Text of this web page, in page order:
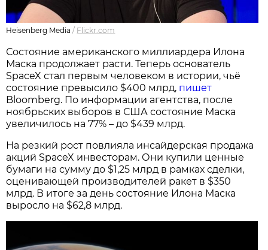
Heisenberg Media / Flickr.com
Состояние американского миллиардера Илона
Маска продолжает расти. Теперь основатель
SpaceX стал первым человеком в истории, чьё
состояние превысило $400 млрд, пишет
Bloomberg. По информации агентства, после
ноябрьских выборов в США состояние Маска
увеличилось на 77% – до $439 млрд.
На резкий рост повлияла инсайдерская продажа
акций SpaceX инвесторам. Они купили ценные
бумаги на сумму до $1,25 млрд в рамках сделки,
оценивающей производителей ракет в $350
млрд. В итоге за день состояние Илона Маска
выросло на $62,8 млрд.